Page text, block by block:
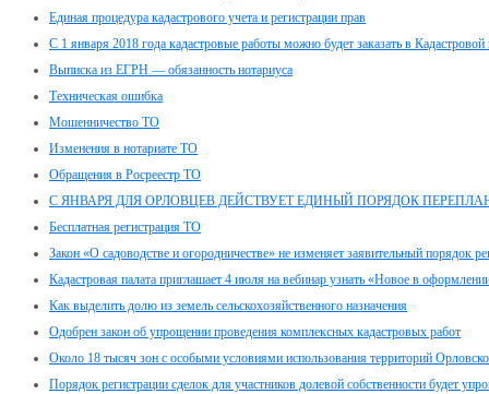
Единая процедура кадастрового учета и регистрации прав
С 1 января 2018 года кадастровые работы можно будет заказать в Кадастровой
Выписка из ЕГРН — обязанность нотариуса
Техническая ошибка
Мошенничество ТО
Изменения в нотариате ТО
Обращения в Росреестр ТО
С ЯНВАРЯ ДЛЯ ОРЛОВЦЕВ ДЕЙСТВУЕТ ЕДИНЫЙ ПОРЯДОК
Бесплатная регистрация ТО
Закон «О садоводстве и огородничестве» не изменяет заявительный порядок
Кадастровая палата приглашает 4 июля на вебинар узнать «Новое в
Как выделить долю из земель сельскохозяйственного назначения
Одобрен закон об упрощении проведения комплексных кадастровых работ
Около 18 тысяч зон с особыми условиями использования территорий
Порядок регистрации сделок для участников долевой собственности будет